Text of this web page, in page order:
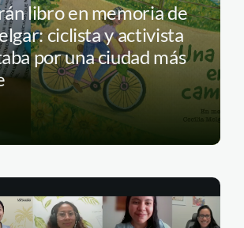
libro en memoria de
ciclista y activista
por una ciudad más